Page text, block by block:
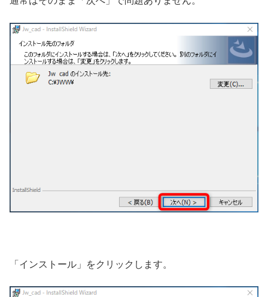
「インストール」をクリックします。